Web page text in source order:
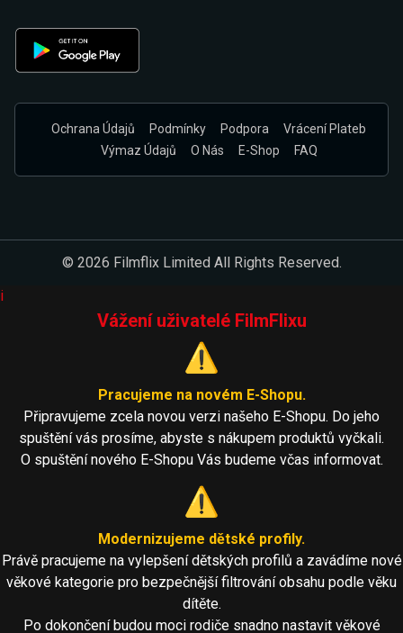
Ochrana Údajů Podmínky Podpora
Vrácení Plateb
Výmaz Údajů
O Nás E-Shop FAQ
© 2026 Filmflix Limited All Rights Reserved.
i
Vážení uživatelé FilmFlixu
⚠️
Pracujeme na novém E-Shopu.
Připravujeme zcela novou verzi našeho E-Shopu. Do jeho
spuštění vás prosíme, abyste s nákupem produktů vyčkali.
O spuštění nového E-Shopu Vás budeme včas informovat.
⚠️
Modernizujeme dětské profily.
Právě pracujeme na vylepšení dětských profilů a zavádíme nové
věkové kategorie pro bezpečnější filtrování obsahu podle věku
dítěte.
Po dokončení budou moci rodiče snadno nastavit věkové